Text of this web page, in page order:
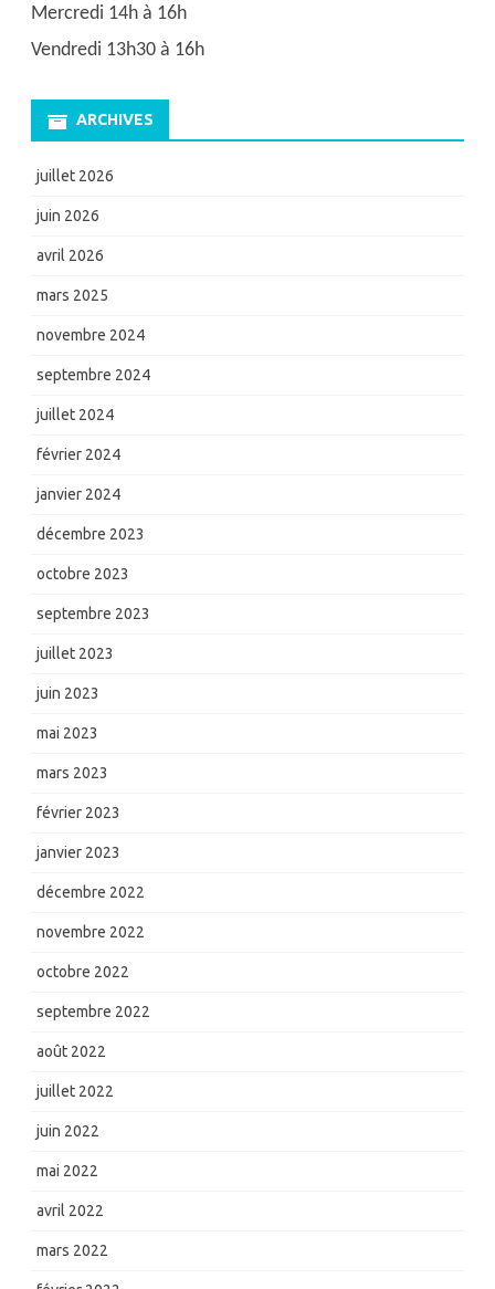
Mercredi 14h à 16h
Vendredi 13h30 à 16h
ARCHIVES
juillet 2026
juin 2026
avril 2026
mars 2025
novembre 2024
septembre 2024
juillet 2024
février 2024
janvier 2024
décembre 2023
octobre 2023
septembre 2023
juillet 2023
juin 2023
mai 2023
mars 2023
février 2023
janvier 2023
décembre 2022
novembre 2022
octobre 2022
septembre 2022
août 2022
juillet 2022
juin 2022
mai 2022
avril 2022
mars 2022